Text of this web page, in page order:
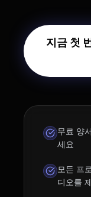
지금 첫
무료 양
세요
모든 프
디오를